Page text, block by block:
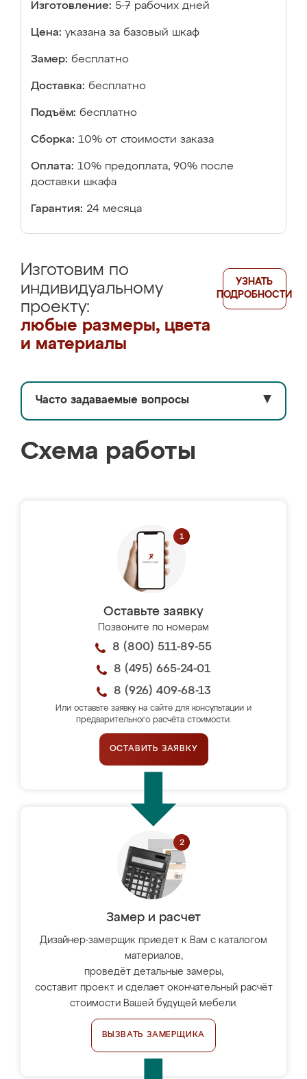
Изготовление: 5-7 рабочих дней
Цена: указана за базовый шкаф
Замер: бесплатно
Доставка: бесплатно
Подъём: бесплатно
Сборка: 10% от стоимости заказа
Оплата: 10% предоплата, 90% после
доставки шкафа
Гарантия: 24 месяца
Изготовим по
индивидуальному
проекту:
любые размеры, цвета
и материалы
УЗНАТЬ
ПОДРОБНОСТИ
Часто задаваемые вопросы ▼
Схема работы
Оставьте заявку
Позвоните по номерам
8 (800) 511-89-55
8 (495) 665-24-01
8 (926) 409-68-13
Или оставьте заявку на сайте для консультации и
предварительного расчёта стоимости.
ОСТАВИТЬ ЗАЯВКУ
Замер и расчет
Дизайнер-замерщик приедет к Вам с каталогом
материалов,
проведёт детальные замеры,
составит проект и сделает окончательный расчёт
стоимости Вашей будущей мебели.
ВЫЗВАТЬ ЗАМЕРЩИКА